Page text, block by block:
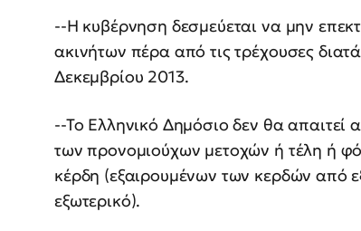
--Η κυβέρνηση δεσμεύεται να μην
ακινήτων πέρα από τις τρέχουσες
Δεκεμβρίου 2013.
--Το Ελληνικό Δημόσιο δεν θα απαιτεί
των προνομιούχων μετοχών ή τέλη ή
κέρδη (εξαιρουμένων των κερδών από
εξωτερικό).